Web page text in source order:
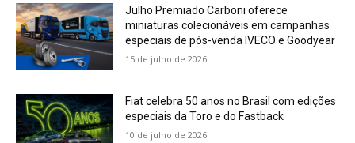
Julho Premiado Carboni oferece
miniaturas colecionáveis em campanhas
especiais de pós-venda IVECO e Goodyear
15 de julho de 2026
Fiat celebra 50 anos no Brasil com edições
especiais da Toro e do Fastback
10 de julho de 2026